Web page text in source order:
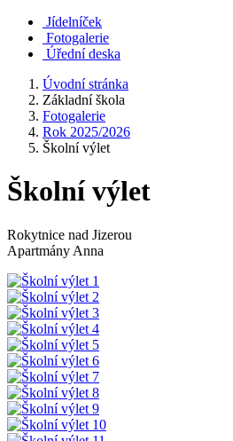
Jídelníček
Fotogalerie
Úřední deska
Úvodní stránka
Základní škola
Fotogalerie
Rok 2025/2026
Školní výlet
Školní výlet
Rokytnice nad Jizerou
Apartmány Anna